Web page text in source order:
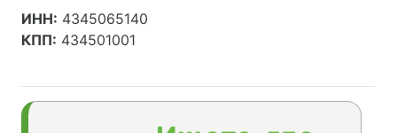
ИНН: 4345065140
КПП: 434501001